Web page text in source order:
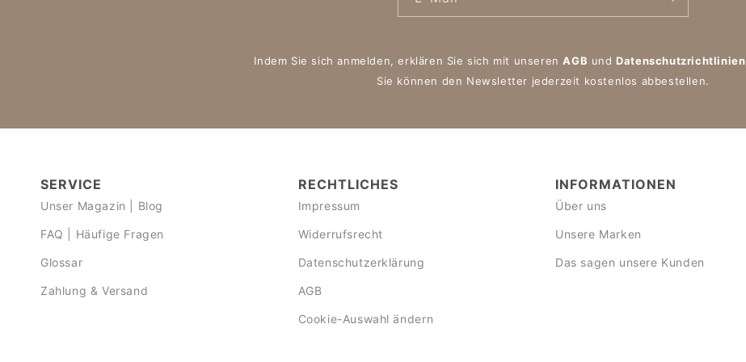
Indem Sie sich anmelden, erklären Sie sich mit unserenAGB undDatenschutzrichtlinien
Sie können den Newsletter jederzeit kostenlos abbestellen.
SERVICE
Unser Magazin | Blog
FAQ | Häufige Fragen
Glossar
Zahlung & Versand
RECHTLICHES
Impressum
Widerrufsrecht
Datenschutzerklärung
AGB
Cookie-Auswahl ändern
INFORMATIONEN
Über uns
Unsere Marken
Das sagen unsere Kunden